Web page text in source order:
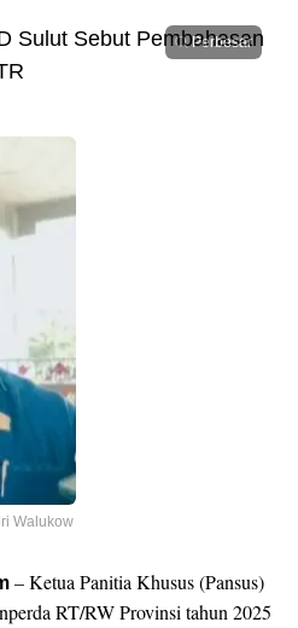
Perbesar
Walukow
– Ketua Panitia Khusus (Pansus)
RT/RW Provinsi tahun 2025